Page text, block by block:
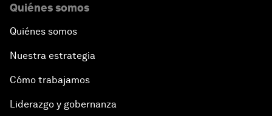
Quiénes somos
Quiénes somos
Nuestra estrategia
Cómo trabajamos
Liderazgo y gobernanza